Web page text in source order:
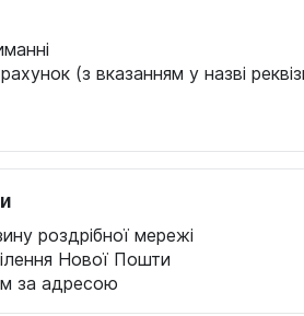
(з вказанням у назві
роздрібної мережі
Нової Пошти
за адресою